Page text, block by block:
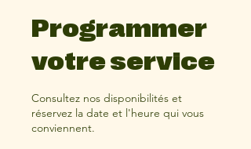
Programmer
votre service
Consultez nos disponibilités et
réservez la date et l'heure qui vous
conviennent.